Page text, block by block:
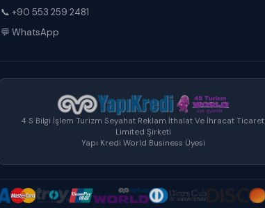
📞 +90 553 259 2481
💬 WhatsApp
4 S Bilgi İşlem Turizm Seyahat Reklam İthalat Ve İhracat Ticaret
Limited Şirketi
Yapı Kredi World Business Üyesi